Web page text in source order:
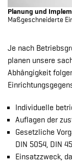
Planung und
Maßgeschneiderte
Je nach
planen unsere
Abhängigkeit
Individuelle
Auflagen der
Gesetzliche
DIN 5054, DIN
Einsatzzweck,